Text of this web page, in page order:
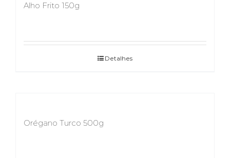
Alho Frito 150g
Detalhes
Orégano Turco 500g